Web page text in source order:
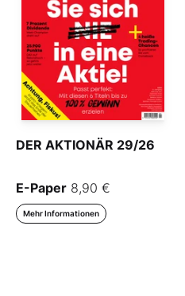
DER AKTIONÄR 29/26
E-Paper 8,90 €
Mehr Informationen